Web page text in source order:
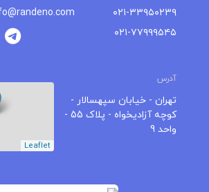
۰۲۱-۳۳۹۵۰۲۳۹
۰۲۱-۷۷۹۹۹۵۴۵
آدرس
تهران - خیابان سپهسالار -
کوچه آزادیخواه - پلاک 55 -
واحد 9
Leaflet